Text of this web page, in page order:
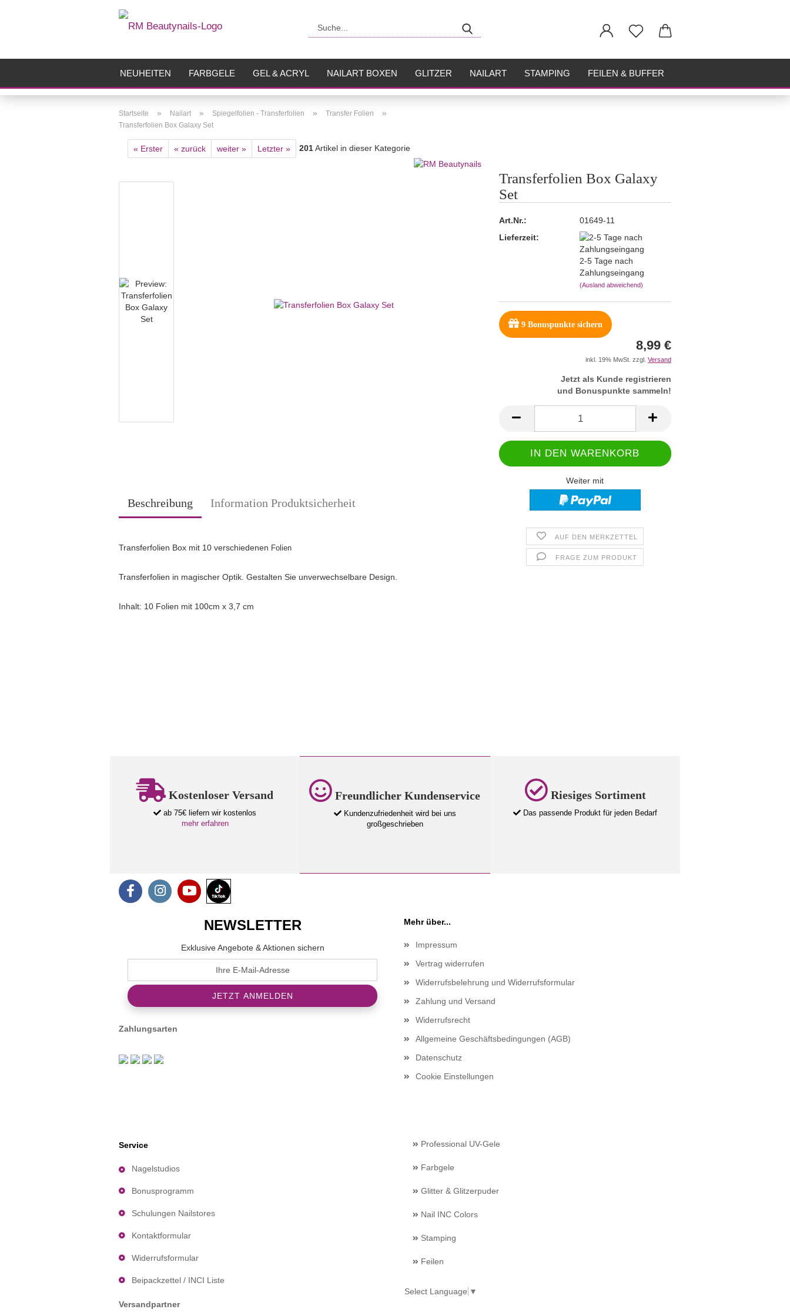
NEUHEITEN FARBGELE GEL & ACRYL NAILART BOXEN GLITZER NAILART STAMPING FEILEN & BUFFER
Startseite » Nailart » Spiegelfolien - Transferfolien » Transfer Folien »
Transferfolien Box Galaxy Set
« Erster « zurück weiter » Letzter » 201Artikel in dieser Kategorie
Transferfolien Box Galaxy
Set
Art.Nr.:
01649-11
Lieferzeit:
2-5 Tage nach
Zahlungseingang
(Ausland abweichend)
9Bonuspunkte sichern
8,99 €
inkl. 19% MwSt. zzgl. Versand
Jetzt als Kunde registrieren
und Bonuspunkte sammeln!
Weiter mit
AUF DEN MERKZETTEL
FRAGE ZUM PRODUKT
Beschreibung Information Produktsicherheit
Transferfolien Box mit 10 verschiedenen Folien
Transferfolien in magischer Optik. Gestalten Sie unverwechselbare Design.
Inhalt: 10 Folien mit 100cm x 3,7 cm
Kostenloser Versand
ab 75€ liefern wir kostenlos
mehr erfahren
Freundlicher Kundenservice
Kundenzufriedenheit wird bei uns
großgeschrieben
Riesiges Sortiment
Das passende Produkt für jeden Bedarf
NEWSLETTER
Exklusive Angebote & Aktionen sichern
Zahlungsarten
Mehr über...
Impressum
Vertrag widerrufen
Widerrufsbelehrung und Widerrufsformular
Zahlung und Versand
Widerrufsrecht
Allgemeine Geschäftsbedingungen (AGB)
Datenschutz
Cookie Einstellungen
Service
Nagelstudios
Bonusprogramm
Schulungen Nailstores
Kontaktformular
Widerrufsformular
Beipackzettel / INCI Liste
Versandpartner
Professional UV-Gele
Farbgele
Glitter & Glitzerpuder
Nail INC Colors
Stamping
Feilen
Select Language ▼